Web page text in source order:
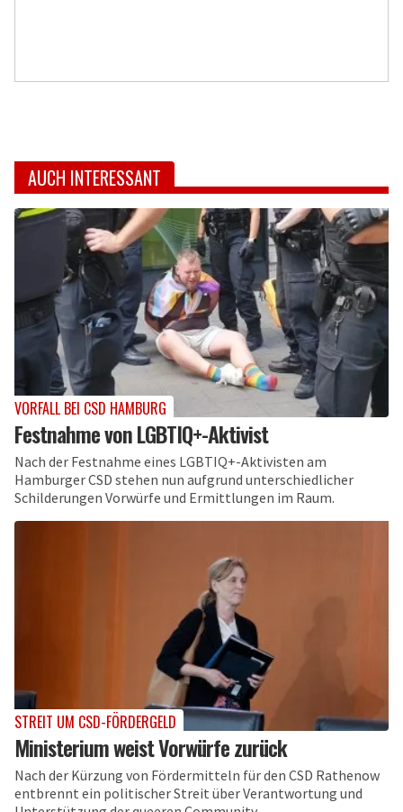
AUCH INTERESSANT
VORFALL BEI CSD HAMBURG
Festnahme von LGBTIQ+-Aktivist
Nach der Festnahme eines LGBTIQ+-Aktivisten am
Hamburger CSD stehen nun aufgrund unterschiedlicher
Schilderungen Vorwürfe und Ermittlungen im Raum.
STREIT UM CSD-FÖRDERGELD
Ministerium weist Vorwürfe zurück
Nach der Kürzung von Fördermitteln für den CSD Rathenow
entbrennt ein politischer Streit über Verantwortung und